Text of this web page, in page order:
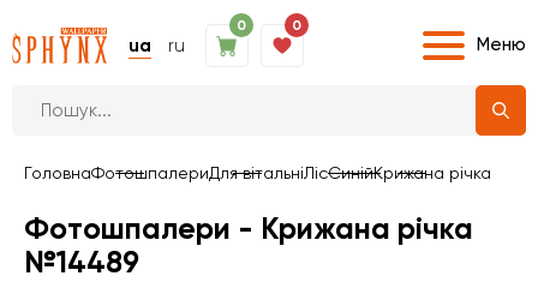
ua ru
0 0
Меню
ГоловнаФотошпалериДля вітальніЛісСинійКрижана річка
Фотошпалери - Крижана річка
№14489